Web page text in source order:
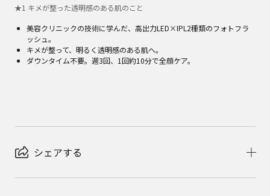
★1 キメが整った透明感のある肌のこと
美容クリニックの技術に学んだ、高出力LED×IPL2種類のフォトフラ
ッシュ。
キメが整って、明るく透明感のある肌へ。
ダウンタイム不要。週3回、1回約10分で全顔ケア。
シェアする